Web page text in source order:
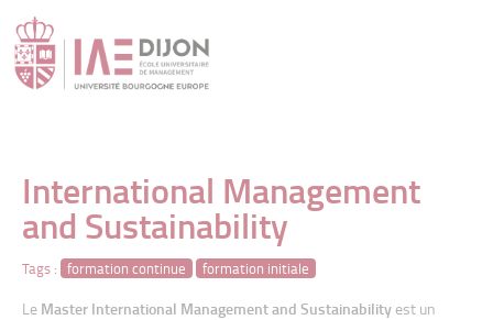
International Management
and Sustainability
Tags : formation continue formation initiale
Le Master International Management and Sustainability est un